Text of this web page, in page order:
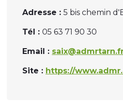
Adresse : 5 bis chemin
Tél : 05 63 71 90 30
Email :
Site : https://